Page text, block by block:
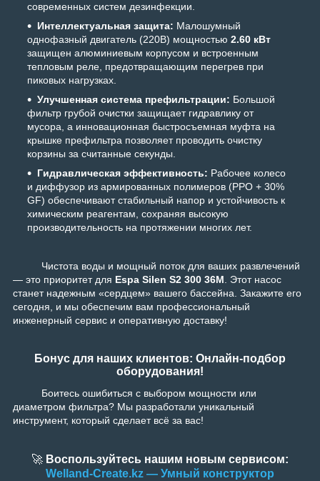
современных систем дезинфекции.
Интеллектуальная защита: Малошумный
однофазный двигатель (220В) мощностью 2.60 кВт
защищен алюминиевым корпусом и встроенным
тепловым реле, предотвращающим перегрев при
пиковых нагрузках.
Улучшенная система префильтрации: Большой
фильтр грубой очистки защищает гидравлику от
мусора, а инновационная быстросъемная муфта на
крышке префильтра позволяет проводить очистку
корзины за считанные секунды.
Гидравлическая эффективность: Рабочее колесо
и диффузор из армированных полимеров (PPO + 30%
GF) обеспечивают стабильный напор и устойчивость к
химическим реагентам, сохраняя высокую
производительность на протяжении многих лет.
Чистота воды и мощный поток для ваших развлечений
— это приоритет для Espa Silen S2 300 36M. Этот насос
станет надежным «сердцем» вашего бассейна. Закажите его
сегодня, и мы обеспечим вам профессиональный
инженерный сервис и оперативную доставку!
Бонус для наших клиентов: Онлайн-подбор
оборудования!
Боитесь ошибиться с выбором мощности или
диаметром фильтра? Мы разработали уникальный
инструмент, который сделает всё за вас!
🚀 Воспользуйтесь нашим новым сервисом:
Welland-Create.kz — Умный конструктор